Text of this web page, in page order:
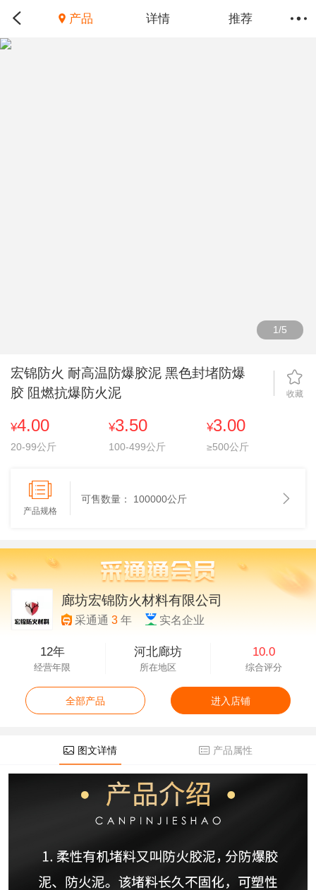
产品 详情 推荐
1/5
宏锦防火 耐高温防爆胶泥 黑色封堵防爆
胶 阻燃抗爆防火泥
收藏
¥4.00
20-99公斤
¥3.50
100-499公斤
¥3.00
≥500公斤
产品规格
可售数量： 100000公斤
廊坊宏锦防火材料有限公司
采通通3 年 实名企业
12年
经营年限
河北廊坊
所在地区
10.0
综合评分
全部产品 进入店铺
图文详情 产品属性